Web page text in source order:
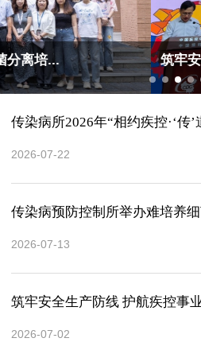
筑牢安全生产防线 护航疾控
传染病所2026年“相约疾控·‘传’
2026-07-22
传染病预防控制所举办难培养
2026-07-13
筑牢安全生产防线 护航疾控事
2026-07-02